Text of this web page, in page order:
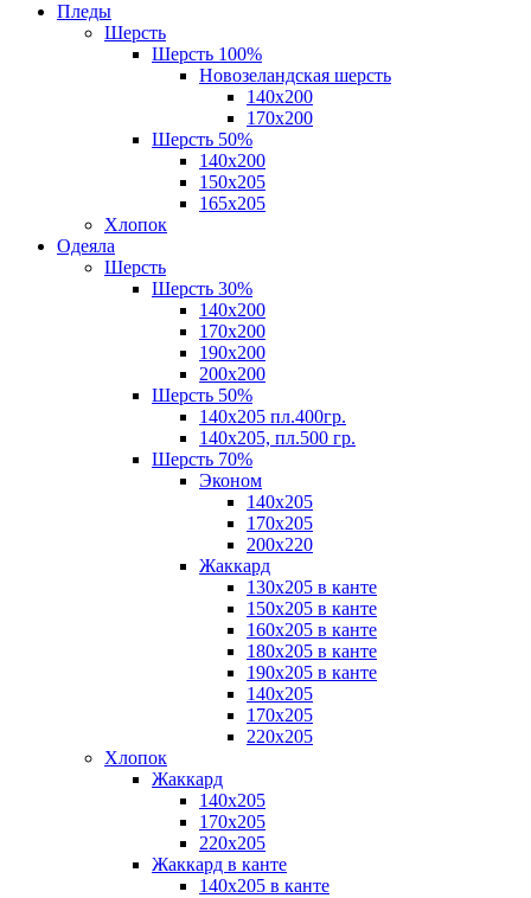
Пледы
Шерсть
Шерсть 100%
Новозеландская шерсть
140х200
170x200
Шерсть 50%
140x200
150х205
165х205
Хлопок
Одеяла
Шерсть
Шерсть 30%
140х200
170х200
190х200
200х200
Шерсть 50%
140х205 пл.400гр.
140х205, пл.500 гр.
Шерсть 70%
Эконом
140х205
170х205
200х220
Жаккард
130х205 в канте
150х205 в канте
160х205 в канте
180х205 в канте
190х205 в канте
140х205
170х205
220х205
Хлопок
Жаккард
140x205
170х205
220х205
Жаккард в канте
140х205 в канте